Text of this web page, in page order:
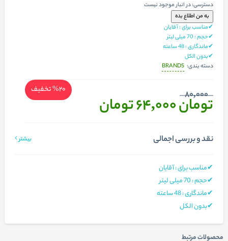
دسترسی:در انبار موجود نیست
✔مناسب برای : آقایان
✔حجم : 70 میلی لیتر
✔ماندگاری : 48 ساعته
✔بدون الکل
دسته بندی: BRANDS
80,000
تومان 64,000 تومان
%20تخفیف
نقد و بررسی اجمالی بیشتر
✔مناسب برای : آقایان
✔حجم : 70 میلی لیتر
✔ماندگاری : 48 ساعته
✔بدون الکل
محصولات مرتبط